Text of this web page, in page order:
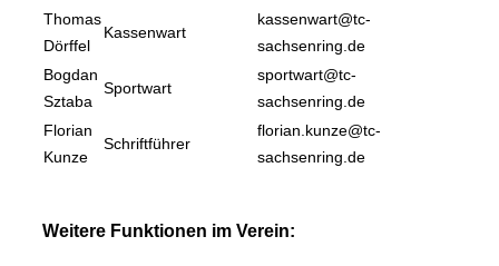
Thomas
Dörffel
Kassenwart
kassenwart@tc-
sachsenring.de
Bogdan
Sztaba
Sportwart
sportwart@tc-
sachsenring.de
Florian
Kunze
Schriftführer
florian.kunze@tc-
sachsenring.de
Weitere Funktionen im Verein: